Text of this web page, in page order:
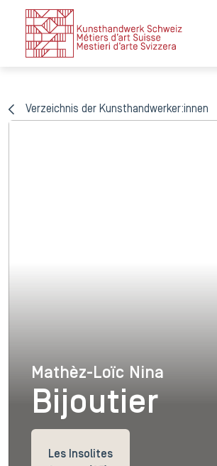
Verzeichnis der Kunsthandwerker:innen
Mathèz-Loïc
Mathèz-Loïc Nina
Bijoutier
Les Insolites